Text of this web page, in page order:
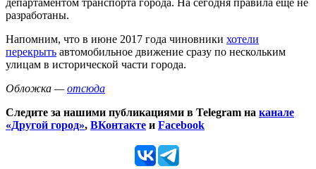
департаментом транспорта города. На сегодня правила еще не
разработаны.
Напомним, что в июне 2017 года чиновники хотели
перекрыть автомобильное движение сразу по нескольким
улицам в исторической части города.
Обложка —отсюда
Следите за нашими публикациями в Telegram на канале
«Другой город», ВКонтакте и Facebook